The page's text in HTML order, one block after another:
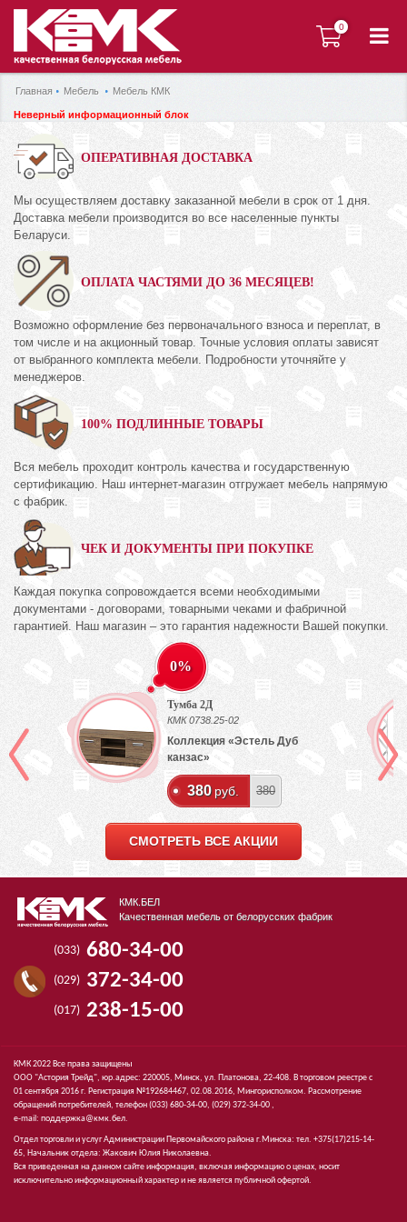
0
0
Главная Мебель Мебель КМК
Неверный информационный блок
ОПЕРАТИВНАЯ ДОСТАВКА
Мы осуществляем доставку заказанной мебели в срок от 1 дня.
Доставка мебели производится во все населенные пункты
Беларуси.
ОПЛАТА ЧАСТЯМИ ДО 36 МЕСЯЦЕВ!
Возможно оформление без первоначального взноса и переплат, в
том числе и на акционный товар. Точные условия оплаты зависят
от выбранного комплекта мебели. Подробности уточняйте у
менеджеров.
100% ПОДЛИННЫЕ ТОВАРЫ
Вся мебель проходит контроль качества и государственную
сертификацию. Наш интернет-магазин отгружает мебель напрямую
с фабрик.
ЧЕК И ДОКУМЕНТЫ ПРИ ПОКУПКЕ
Каждая покупка сопровождается всеми необходимыми
документами - договорами, товарными чеками и фабричной
гарантией. Наш магазин – это гарантия надежности Вашей покупки.
0%
Тумба 2Д
КМК 0738.25-02
Коллекция «Эстель Дуб
канзас»
380 руб. 380
СМОТРЕТЬ ВСЕ АКЦИИ
КМК.БЕЛ
Качественная мебель от белорусских фабрик
(033) 680-34-00
(029) 372-34-00
(017) 238-15-00
КМК 2022 Все права защищены
ООО "Астория Трейд", юр.адрес: 220005, Минск, ул. Платонова, 22-408. В торговом реестре с
01 сентября 2016 г. Регистрация №192684467, 02.08.2016, Мингорисполком. Рассмотрение
обращений потребителей, телефон(033)680-34-00, (029)372-34-00 ,
e-mail: поддержка@кмк.бел.
Отдел торговли и услуг Администрации Первомайского района г.Минска: тел. +375(17)215-14-
65, Начальник отдела: Жакович Юлия Николаевна.
Вся приведенная на данном сайте информация, включая информацию о ценах, носит
исключительно информационный характер и не является публичной офертой.